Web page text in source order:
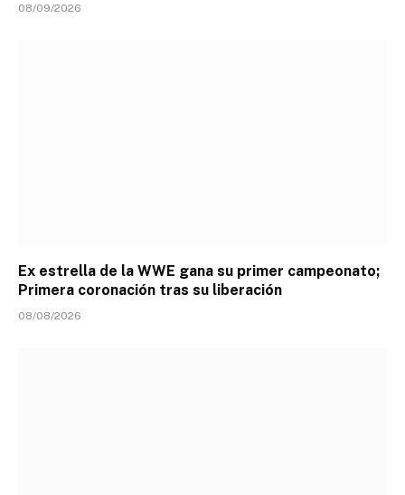
08/09/2026
Ex estrella de la WWE gana su primer campeonato;
Primera coronación tras su liberación
08/08/2026